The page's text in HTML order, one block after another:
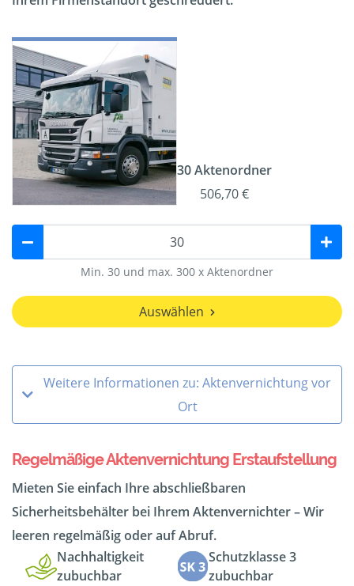
30 Aktenordner
506,70 €
Min. 30 und max. 300 x Aktenordner
Auswählen
Weitere Informationen zu: Aktenvernichtung vor
Ort
Regelmäßige Aktenvernichtung Erstaufstellung
Mieten Sie einfach Ihre abschließbaren
Sicherheitsbehälter bei Ihrem Aktenvernichter – Wir
leeren regelmäßig oder auf Abruf.
Nachhaltigkeit
zubuchbar
Schutzklasse 3
zubuchbar